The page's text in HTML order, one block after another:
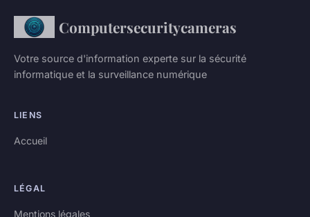
Computersecuritycameras
Votre source d'information experte sur la sécurité
informatique et la surveillance numérique
LIENS
Accueil
LÉGAL
Mentions légales